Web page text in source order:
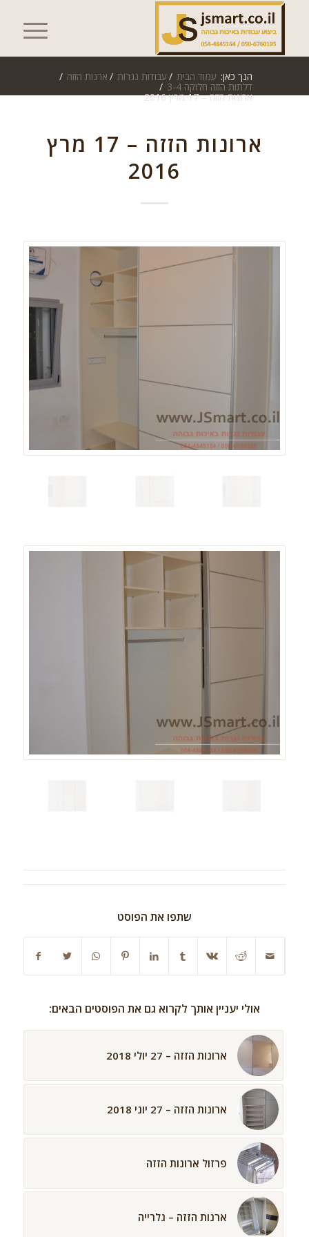
הנך כאן: עמוד הבית / עבודות נגרות / ארנות הזזה /
דלתות הזזה חלוקה 3-4 /
ארונות הזזה – 17 מרץ 2016
ארונות הזזה – 17 מרץ
2016
שתפו את הפוסט
אולי יעניין אותך לקרוא גם את הפוסטים הבאים:
ארונות הזזה – 27 יולי 2018
ארונות הזזה – 27 יוני 2018
פרזול ארונות הזזה
ארנות הזזה – גלרייה